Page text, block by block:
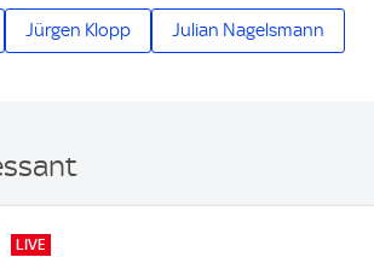
Jürgen Klopp Julian Nagelsmann
LIVE